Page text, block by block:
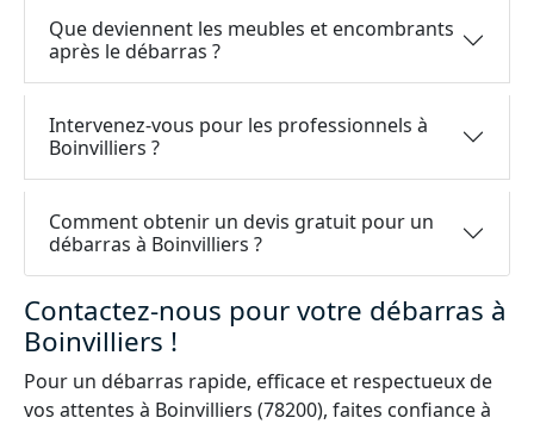
Que deviennent les meubles et encombrants
après le débarras ?
Intervenez-vous pour les professionnels à
Boinvilliers ?
Comment obtenir un devis gratuit pour un
débarras à Boinvilliers ?
Contactez-nous pour votre débarras à
Boinvilliers !
Pour un débarras rapide, efficace et respectueux de
vos attentes à Boinvilliers (78200), faites confiance à